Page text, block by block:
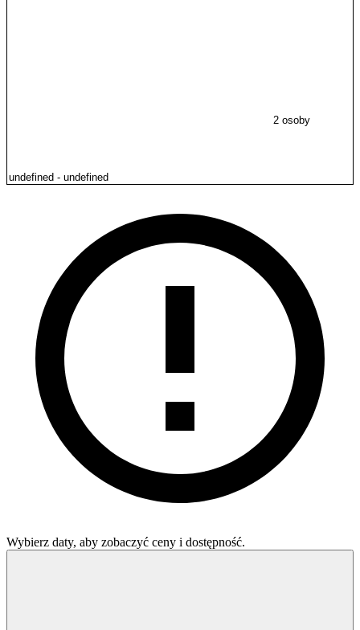
2 osoby
Wybierz daty, aby zobaczyć ceny i dostępność.